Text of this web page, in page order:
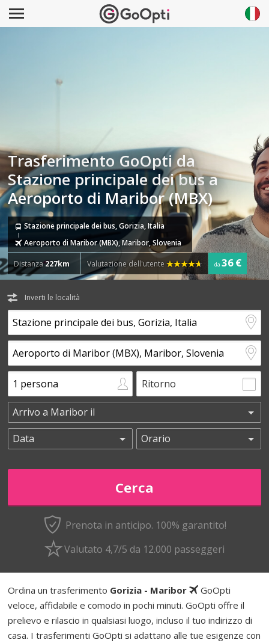
Trasferimento GoOpti da
Stazione principale dei bus a
Aeroporto di Maribor (MBX)
Stazione principale dei bus, Gorizia, Italia
Aeroporto di Maribor (MBX), Maribor, Slovenia
Distanza227km Valutazione dell'utente da 36 €
Inverti le località
Ritorno
Prenota in anticipo. 100% garantito!
Valutato 4,7/5 da 12.000 passeggeri
Ordina un trasferimento Gorizia - Maribor
GoOpti
veloce, affidabile e comodo in pochi minuti. GoOpti offre il
prelievo e rilascio in qualsiasi luogo, incluso il tuo indirizzo di
casa. I trasferimenti GoOpti si adattano alle tue esigenze con